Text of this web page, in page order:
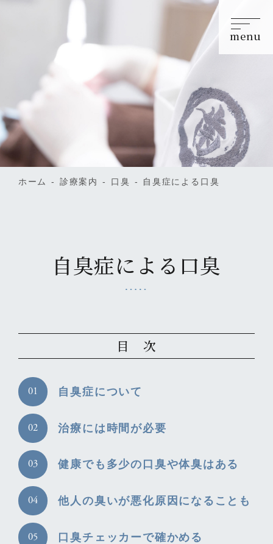
ホーム 診療案内 口臭 自臭症による口臭
自臭症による口臭
目 次
自臭症について
治療には時間が必要
健康でも多少の口臭や体臭はある
他人の臭いが悪化原因になることも
口臭チェッカーで確かめる
menu